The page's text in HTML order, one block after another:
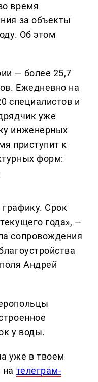
время
за объекты
Об этом
— более 25,7
Ежедневно на
специалистов и
уже
инженерных
приступит к
форм:
Срок
года», —
сопровождения
Андрей
у воды.
уже в твоем
на телеграм-